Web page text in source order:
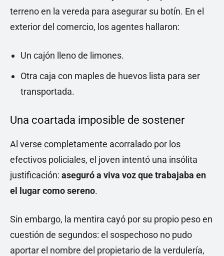
terreno en la vereda para asegurar su botín. En el
exterior del comercio, los agentes hallaron:
Un cajón lleno de limones.
Otra caja con maples de huevos lista para ser
transportada.
Una coartada imposible de sostener
Al verse completamente acorralado por los
efectivos policiales, el joven intentó una insólita
justificación: aseguró a viva voz que trabajaba en
el lugar como sereno.
Sin embargo, la mentira cayó por su propio peso en
cuestión de segundos: el sospechoso no pudo
aportar el nombre del propietario de la verdulería,